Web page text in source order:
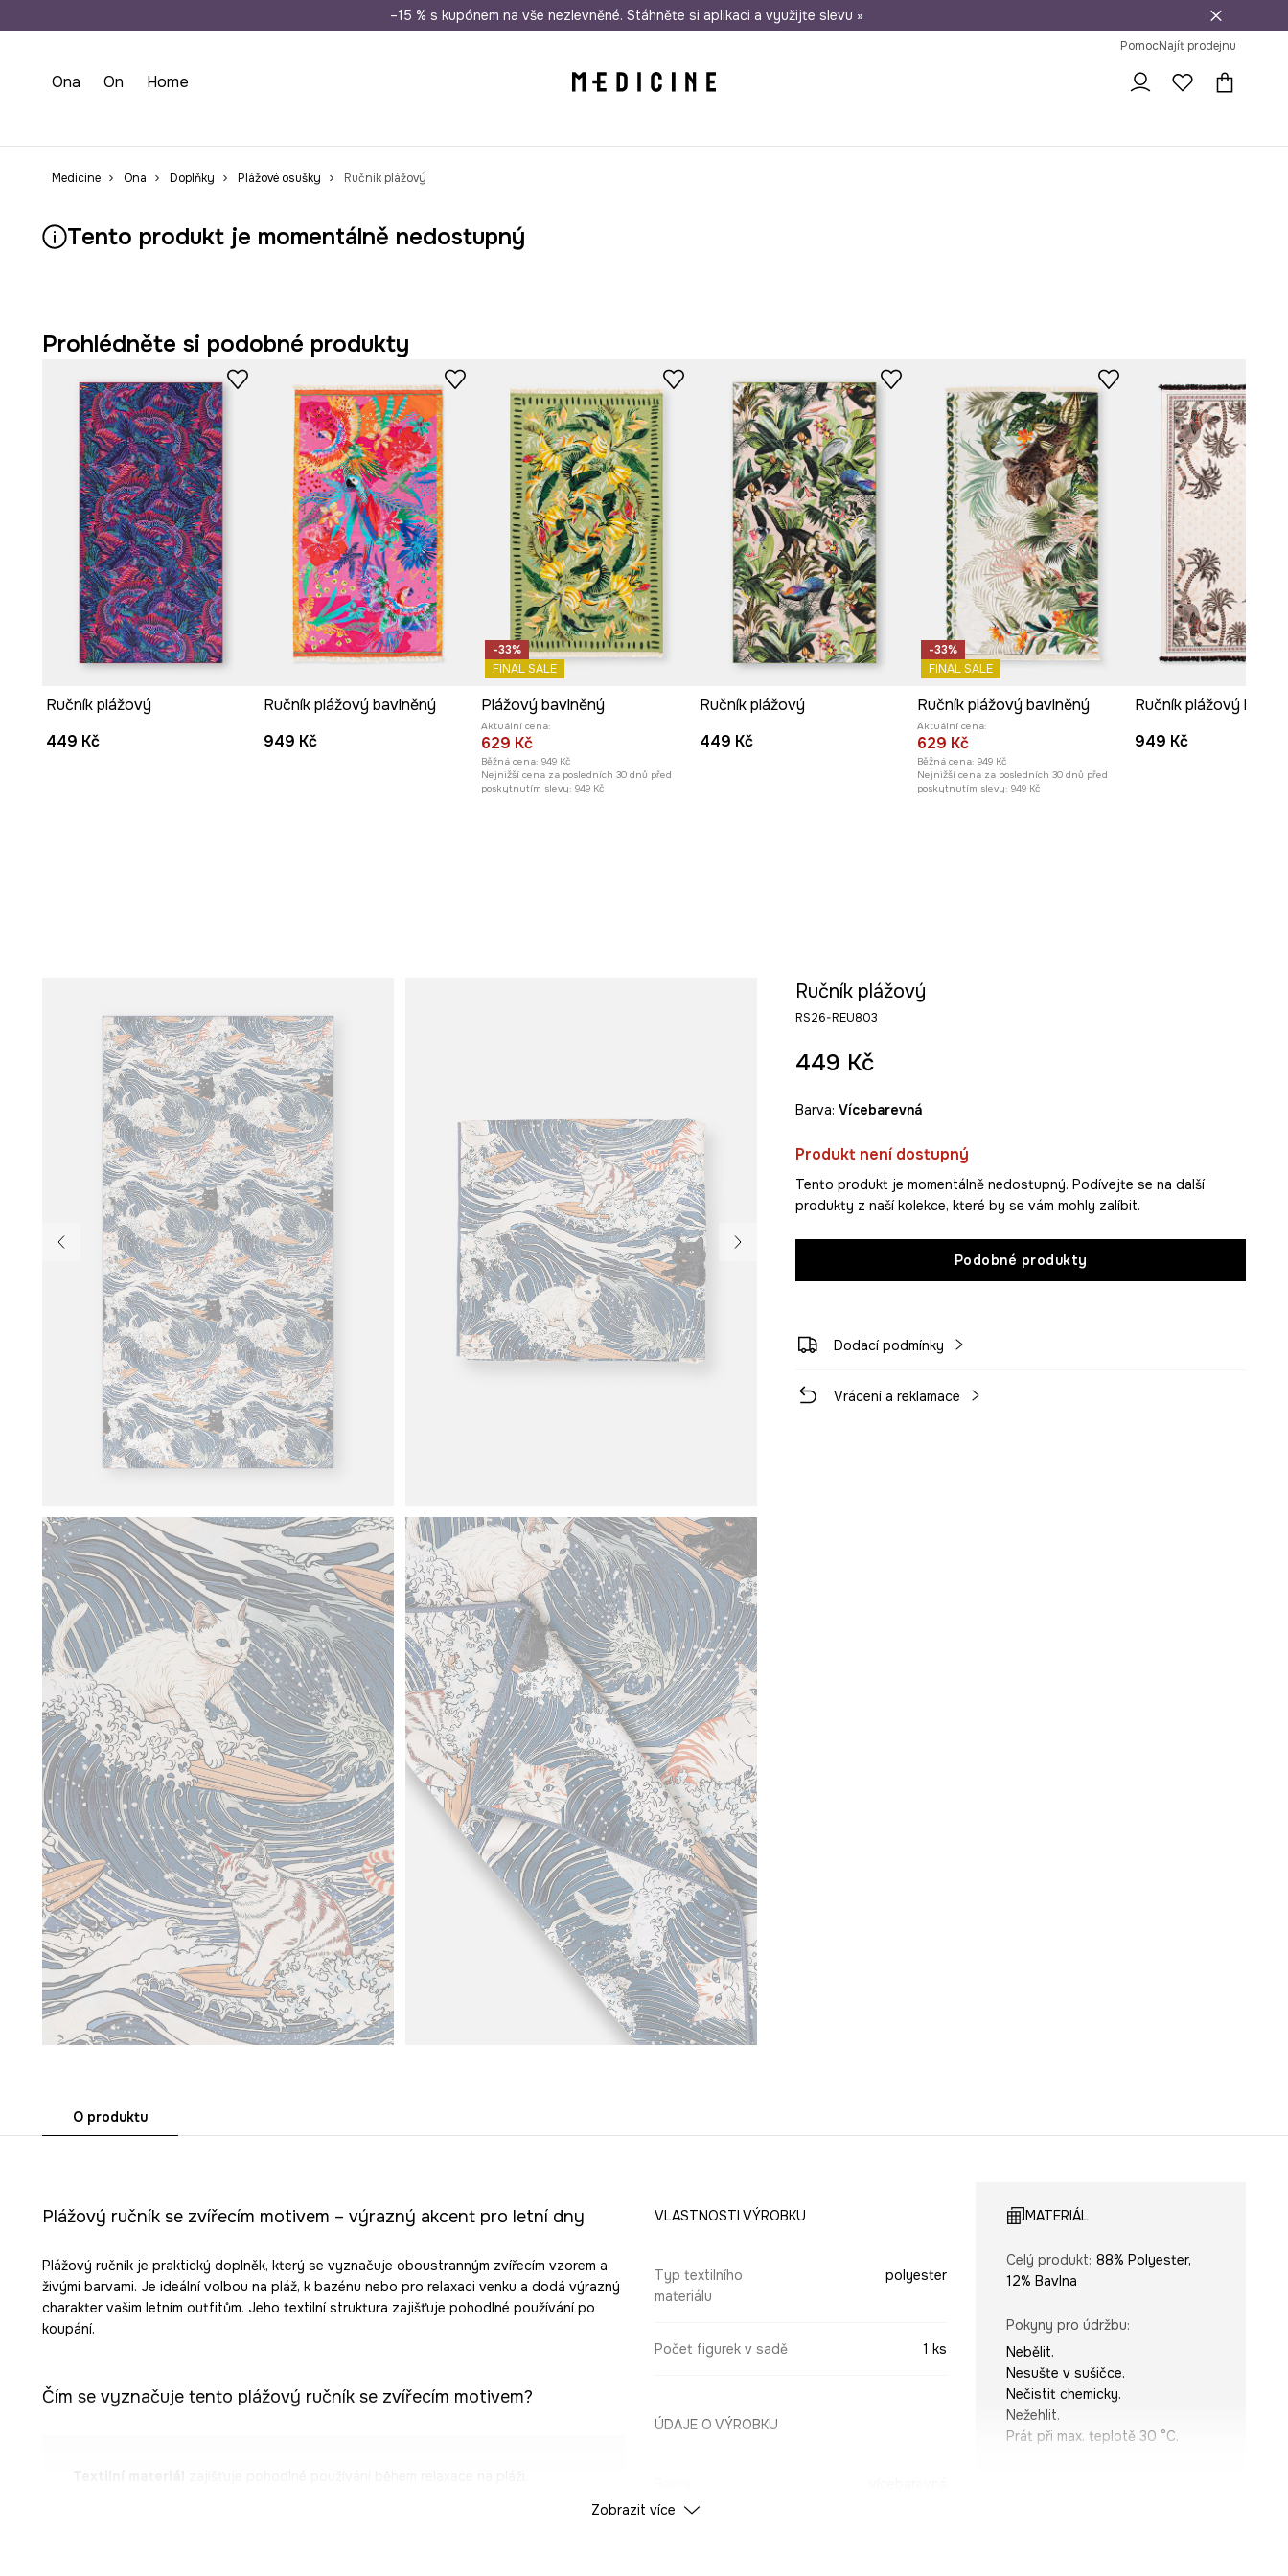
Doprava zdarma při nákupu nad 1 200 Kč Odeslání i do 24 hodin 30 dní na vrácení zboží
–15 % s kupónem na vše nezlevněné. Stáhněte si aplikaci a využijte slevu »
PomocNajít prodejnu
Ona On Home
Medicine Ona Doplňky Plážové osušky Ručník plážový
Tento produkt je momentálně nedostupný
Prohlédněte si podobné produkty
Ručník plážový
449 Kč
Ručník plážový bavlněný
949 Kč
-33%
FINAL SALE
Plážový bavlněný
Aktuální cena:
629 Kč
Běžná cena: 949 Kč
Nejnižší cena za posledních 30 dnů před
poskytnutím slevy: 949 Kč
Ručník plážový
449 Kč
-33%
FINAL SALE
Ručník plážový bavlněný
Aktuální cena:
629 Kč
Běžná cena: 949 Kč
Nejnižší cena za posledních 30 dnů před
poskytnutím slevy: 949 Kč
Ručník plážový
949 Kč
Ručník plážový
RS26-REU803
449 Kč
Barva: vícebarevná
Produkt není dostupný
Tento produkt je momentálně nedostupný. Podívejte se na další
produkty z naší kolekce, které by se vám mohly zalíbit.
Podobné produkty
Dodací podmínky
Vrácení a reklamace
O produktu
Plážový ručník se zvířecím motivem – výrazný akcent pro letní dny
Plážový ručník je praktický doplněk, který se vyznačuje oboustranným zvířecím vzorem a
živými barvami. Je ideální volbou na pláž, k bazénu nebo pro relaxaci venku a dodá výrazný
charakter vašim letním outfitům. Jeho textilní struktura zajišťuje pohodlné používání po
koupání.
Čím se vyznačuje tento plážový ručník se zvířecím motivem?
VLASTNOSTI VÝROBKU
Typ textilního
materiálu
polyester
Počet figurek v sadě 1 ks
ÚDAJE O VÝROBKU
MATERIÁL
Celý produkt: 88% Polyester,
12% Bavlna
Pokyny pro údržbu:
Nebělit.
Nesušte v sušičce.
Nečistit chemicky.
Nežehlit.
Prát při max. teplotě 30 °C.
Zobrazit více